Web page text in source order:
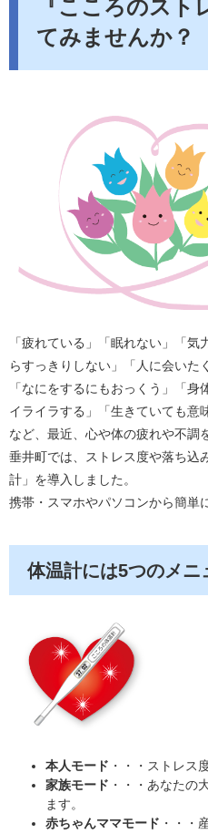
『こころのスト
てみませんか？
「疲れている」「眠れない」「
らすっきりしない」「人に会いた
「なにをするにもおっくう」「
イライラする」「生きていても意
など、最近、心や体の疲れや不調
垂井町では、ストレス度や落ち込
計」を導入しました。
携帯・スマホやパソコンから簡単
体温計には5つのメニ
本人モード ・・・ストレス
家族モード ・・・あなたの
ます。
赤ちゃんママモード ・・・